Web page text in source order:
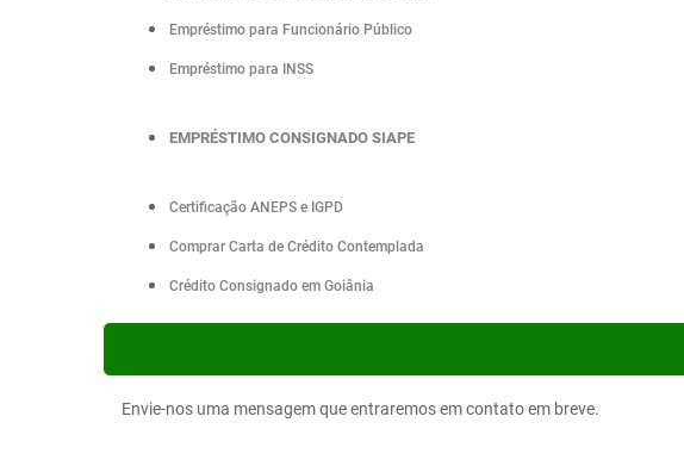
Empréstimo para Funcionário Público
Empréstimo para INSS
EMPRÉSTIMO CONSIGNADO SIAPE
Certificação ANEPS e IGPD
Comprar Carta de Crédito Contemplada
Crédito Consignado em Goiânia
Envie-nos uma mensagem que entraremos em contato em breve.